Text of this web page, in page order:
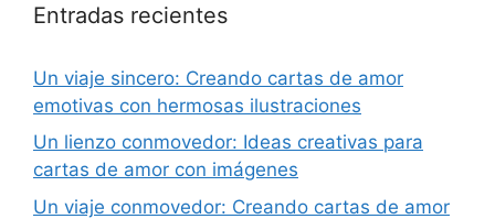
Entradas recientes
Un viaje sincero: Creando cartas de amor
emotivas con hermosas ilustraciones
Un lienzo conmovedor: Ideas creativas para
cartas de amor con imágenes
Un viaje conmovedor: Creando cartas de amor